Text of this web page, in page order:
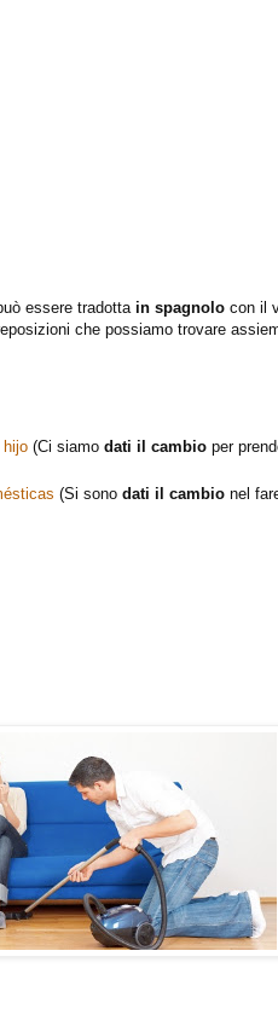
essere tradotta in spagnolo con il
che possiamo trovare
hijo (Ci siamo dati il cambio per
(Si sono dati il cambio nel